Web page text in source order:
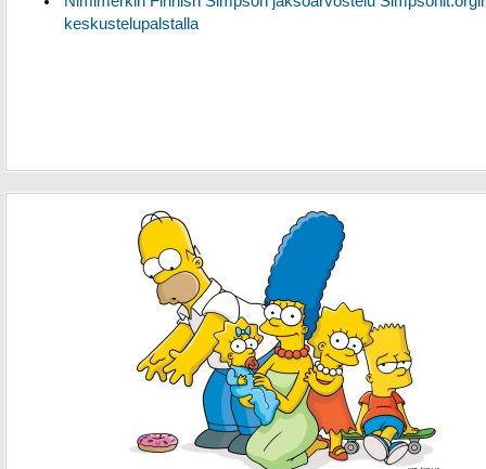
keskustelupalstalla